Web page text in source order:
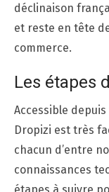
déclinaison
et reste en tête
commerce.
Les étapes
Accessible
Dropizi est très
chacun d’entre
connaissances
étapes à suivre